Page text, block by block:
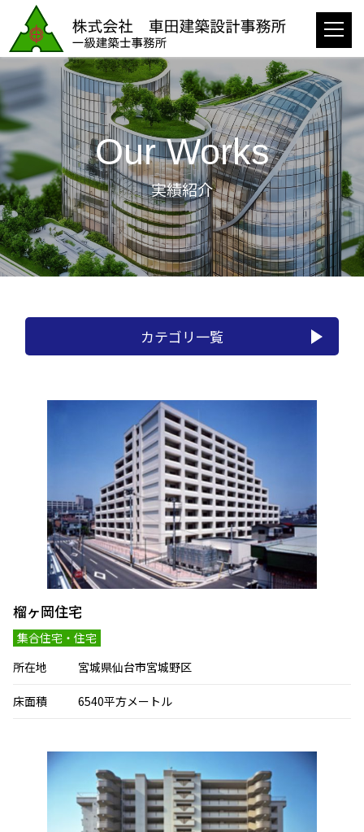
Our Works
実績紹介
カテゴリ一覧
榴ヶ岡住宅
集合住宅・住宅
所在地
宮城県仙台市宮城野区
床面積 6540平方メートル